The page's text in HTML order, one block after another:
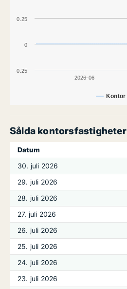
Kontor
2026-06
0
-0.25
0.25
Sålda
Datum
30. juli 2026
29. juli 2026
28. juli 2026
27. juli 2026
26. juli 2026
25. juli 2026
24. juli 2026
23. juli 2026